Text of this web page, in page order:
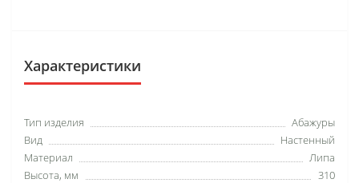
Характеристики
Тип изделия
Абажуры
Вид
Настенный
Материал
Липа
Высота, мм
310